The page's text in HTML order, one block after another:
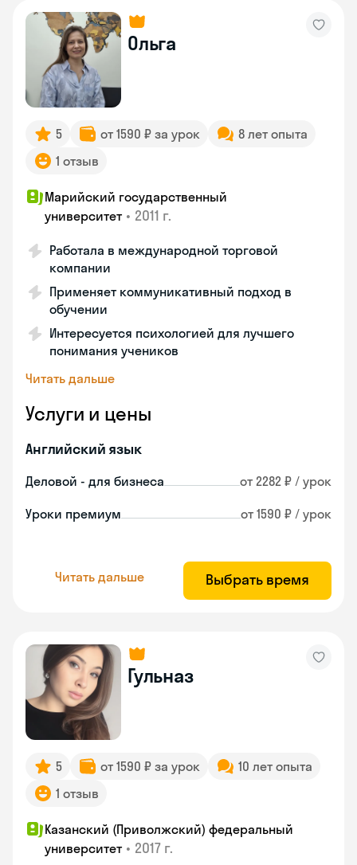
Ольга
5 от 1590 ₽ за урок
8 лет опыта
1 отзыв
Марийский государственный
университет • 2011 г.
Работала в международной торговой
компании
Применяет коммуникативный подход в
обучении
Интересуется психологией для лучшего
понимания учеников
Читать дальше
Услуги и цены
Английский язык
Деловой - для бизнеса от 2282 ₽ / урок
Уроки премиум от 1590 ₽ / урок
Читать дальше Выбрать время
Гульназ
5 от 1590 ₽ за урок
10 лет опыта
1 отзыв
Казанский (Приволжский) федеральный
университет • 2017 г.